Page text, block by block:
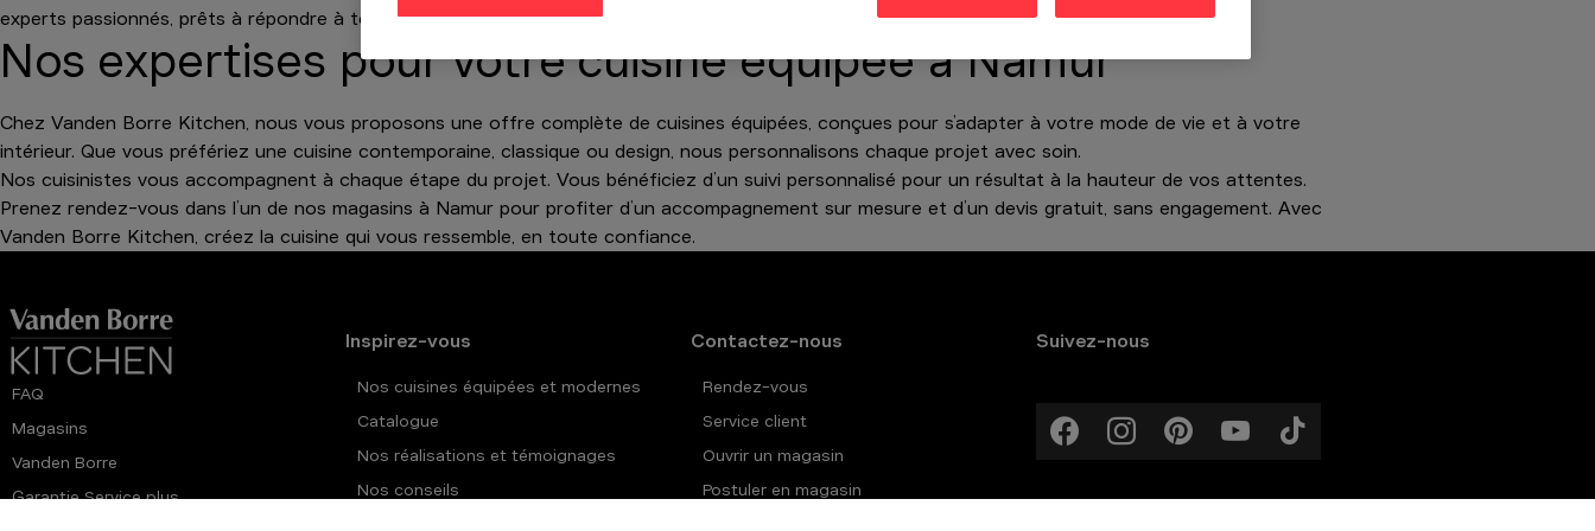
experts passionnés, prêts à répondre à toutes vos questions.
Nos expertises pour votre cuisine équipée à Namur
Chez Vanden Borre Kitchen, nous vous proposons une offre complète de cuisines équipées, conçues pour s’adapter à votre mode de vie et à votre
intérieur. Que vous préfériez une cuisine contemporaine, classique ou design, nous personnalisons chaque projet avec soin.
Nos cuisinistes vous accompagnent à chaque étape du projet. Vous bénéficiez d’un suivi personnalisé pour un résultat à la hauteur de vos attentes.
Prenez rendez-vous dans l’un de nos magasins à Namur pour profiter d’un accompagnement sur mesure et d’un devis gratuit, sans engagement. Avec
Vanden Borre Kitchen, créez la cuisine qui vous ressemble, en toute confiance.
FAQ
Magasins
Vanden Borre
Garantie Service plus
Inspirez-vous
Nos cuisines équipées et modernes
Catalogue
Nos réalisations et témoignages
Nos conseils
Contactez-nous
Rendez-vous
Service client
Ouvrir un magasin
Postuler en magasin
Suivez-nous